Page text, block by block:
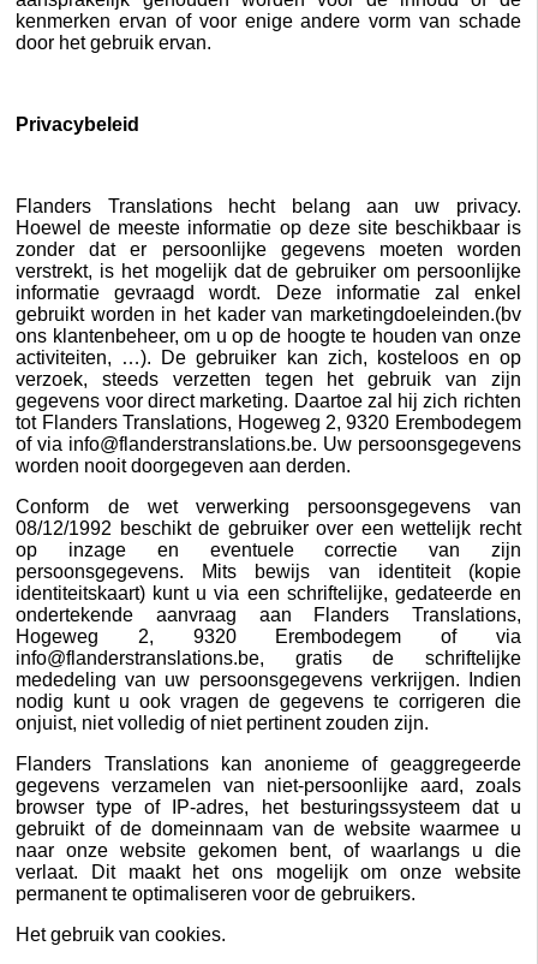
kenmerken ervan of voor enige andere vorm van schade
door het gebruik ervan.
Privacybeleid
Flanders Translations hecht belang aan uw privacy.
Hoewel de meeste informatie op deze site beschikbaar is
zonder dat er persoonlijke gegevens moeten worden
verstrekt, is het mogelijk dat de gebruiker om persoonlijke
informatie gevraagd wordt. Deze informatie zal enkel
gebruikt worden in het kader van marketingdoeleinden.(bv
ons klantenbeheer, om u op de hoogte te houden van onze
activiteiten, …). De gebruiker kan zich, kosteloos en op
verzoek, steeds verzetten tegen het gebruik van zijn
gegevens voor direct marketing. Daartoe zal hij zich richten
tot Flanders Translations, Hogeweg 2, 9320 Erembodegem
of via info@flanderstranslations.be. Uw persoonsgegevens
worden nooit doorgegeven aan derden.
Conform de wet verwerking persoonsgegevens van
08/12/1992 beschikt de gebruiker over een wettelijk recht
op inzage en eventuele correctie van zijn
persoonsgegevens. Mits bewijs van identiteit (kopie
identiteitskaart) kunt u via een schriftelijke, gedateerde en
ondertekende aanvraag aan Flanders Translations,
Hogeweg 2, 9320 Erembodegem of via
info@flanderstranslations.be, gratis de schriftelijke
mededeling van uw persoonsgegevens verkrijgen. Indien
nodig kunt u ook vragen de gegevens te corrigeren die
onjuist, niet volledig of niet pertinent zouden zijn.
Flanders Translations kan anonieme of geaggregeerde
gegevens verzamelen van niet-persoonlijke aard, zoals
browser type of IP-adres, het besturingssysteem dat u
gebruikt of de domeinnaam van de website waarmee u
naar onze website gekomen bent, of waarlangs u die
verlaat. Dit maakt het ons mogelijk om onze website
permanent te optimaliseren voor de gebruikers.
Het gebruik van cookies.